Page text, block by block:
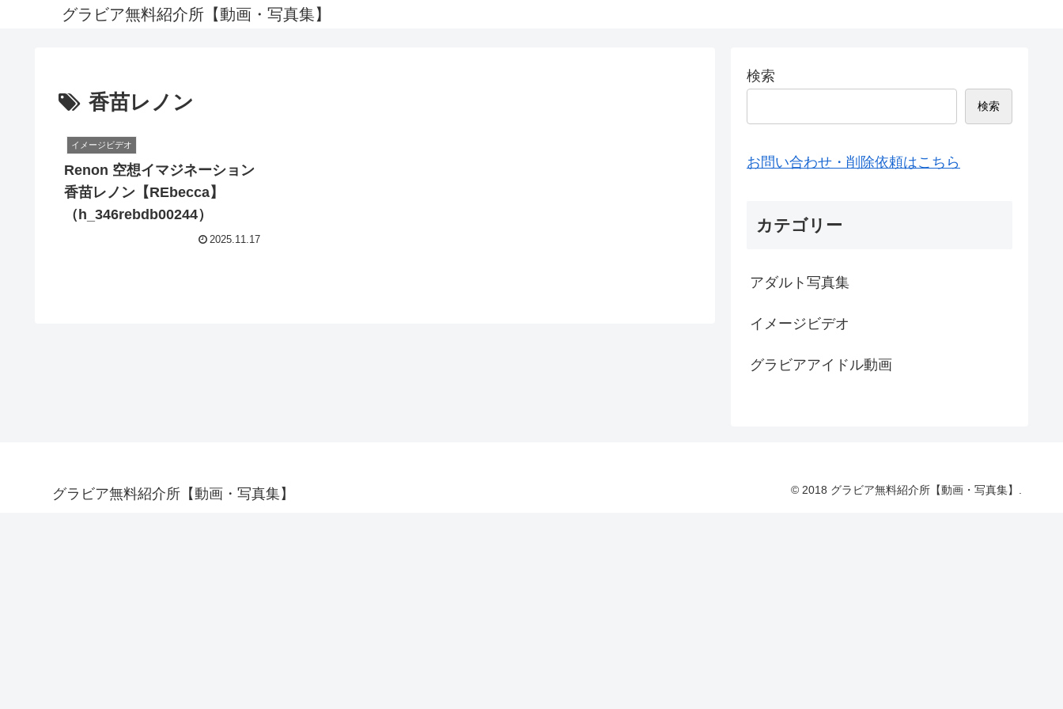
グラビア無料紹介所【動画・写真集】
香苗レノン
イメージビデオ
Renon 空想イマジネーション
香苗レノン【REbecca】
（h_346rebdb00244）
2025.11.17
検索
検索
お問い合わせ・削除依頼はこちら
カテゴリー
アダルト写真集
イメージビデオ
グラビアアイドル動画
グラビア無料紹介所【動画・写真集】 © 2018 グラビア無料紹介所【動画・写真集】.